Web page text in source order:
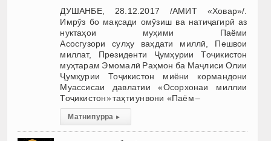
ДУШАНБЕ, 28.12.2017 /АМИТ «Ховар»/.
Имрӯз бо мақсади омӯзиш ва натиҷагирӣ аз
нуктаҳои муҳими Паёми
Асосгузори сулҳу ваҳдати миллӣ, Пешвои
миллат, Президенти Ҷумҳурии Тоҷикистон
муҳтарам Эмомалӣ Раҳмон ба Маҷлиси Олии
Ҷумҳурии Тоҷикистон миёни кормандони
Муассисаи давлатии «Осорхонаи миллии
Тоҷикистон» таҳти унвони «Паём –
Матни пурра ▸